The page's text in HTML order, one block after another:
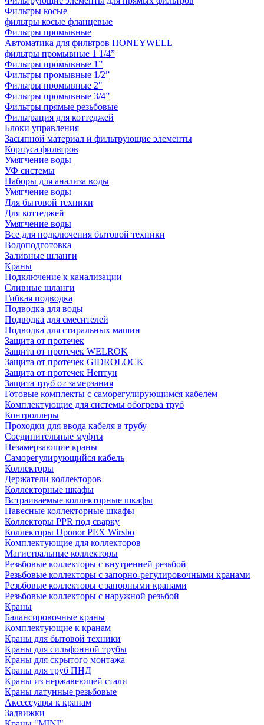
Фильтры косые
фильтры косые фланцевые
Фильтры промывные
Автоматика для фильтров HONEYWELL
фильтры промывные 1 1/4”
Фильтры промывные 1”
Фильтры промывные 1/2”
Фильтры промывные 2"
Фильтры промывные 3/4”
Фильтры прямые резьбовые
Фильтрация для коттеджей
Блоки управления
Засыпной материал и фильтрующие элементы
Корпуса фильтров
Умягчение воды
УФ системы
Наборы для анализа воды
Умягчение воды
Для бытовой техники
Для коттеджей
Умягчение воды
Все для подключения бытовой техники
Водоподготовка
Заливные шланги
Краны
Подключение к канализации
Сливные шланги
Гибкая подводка
Подводка для воды
Подводка для смесителей
Подводка для стиральных машин
Защита от протечек
Защита от протечек WELROK
Защита от протечек GIDROLOCK
Защита от протечек Нептун
Защита труб от замерзания
Готовые комплекты с саморегулирующимся кабелем
Комплектующие для системы обогрева труб
Контроллеры
Проходки для ввода кабеля в трубу
Соединительные муфты
Незамерзающие краны
Саморегулирующийся кабель
Коллекторы
Держатели коллекторов
Коллекторные шкафы
Встраиваемые коллекторные шкафы
Навесные коллекторные шкафы
Коллекторы PPR под сварку
Коллекторы Uponor PEX Wirsbo
Комплектующие для коллекторов
Магистральные коллекторы
Резьбовые коллекторы с внутренней резьбой
Резьбовые коллекторы с запорно-регулировочными кранами
Резьбовые коллекторы с запорными кранами
Резьбовые коллекторы с наружной резьбой
Краны
Балансировочные краны
Комплектующие к кранам
Краны для бытовой техники
Краны для сильфонной трубы
Краны для скрытого монтажа
Краны для труб ПНД
Краны из нержавеющей стали
Краны латунные резьбовые
Аксессуары к кранам
Задвижки